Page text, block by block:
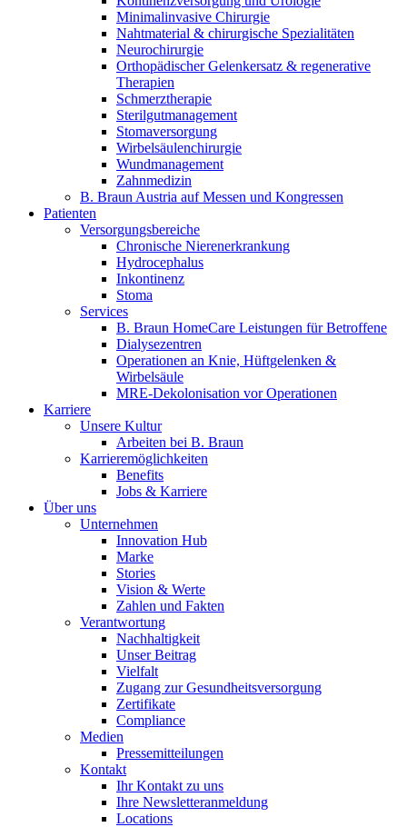
Minimalinvasive Chirurgie
Nahtmaterial & chirurgische Spezialitäten
Neurochirurgie
Orthopädischer Gelenkersatz & regenerative
Therapien
Schmerztherapie
Sterilgutmanagement
Stomaversorgung
Wirbelsäulenchirurgie
Wundmanagement
Zahnmedizin
B. Braun Austria auf Messen und Kongressen
Patienten
Versorgungsbereiche
Chronische Nierenerkrankung
Hydrocephalus
Inkontinenz
Stoma
Services
B. Braun HomeCare Leistungen für Betroffene
Dialysezentren
Operationen an Knie, Hüftgelenken &
Wirbelsäule
MRE-Dekolonisation vor Operationen
Karriere
Unsere Kultur
Arbeiten bei B. Braun
Karrieremöglichkeiten
Benefits
Jobs & Karriere
Über uns
Unternehmen
Innovation Hub
Marke
Stories
Vision & Werte
Zahlen und Fakten
Verantwortung
Nachhaltigkeit
Unser Beitrag
Vielfalt
Zugang zur Gesundheitsversorgung
Zertifikate
Compliance
Medien
Pressemitteilungen
Kontakt
Ihr Kontakt zu uns
Ihre Newsletteranmeldung
Locations